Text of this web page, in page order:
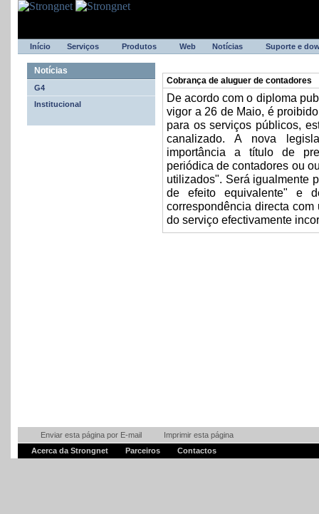
Início Serviços Produtos Web Notícias Suporte e
Cobrança de aluguer de contadores
De acordo com o diploma
vigor a 26 de Maio, é
para os serviços públicos,
canalizado. A nova
importância a título de
periódica de contadores ou
utilizados". Será igualmente
de efeito equivalente" e
correspondência directa
do serviço efectivamente
Notícias
G4
Institucional
Enviar esta página por E-mail
Imprimir esta página
Acerca da Strongnet
Parceiros Contactos